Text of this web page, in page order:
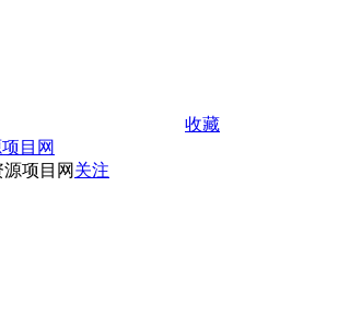
收藏
关注